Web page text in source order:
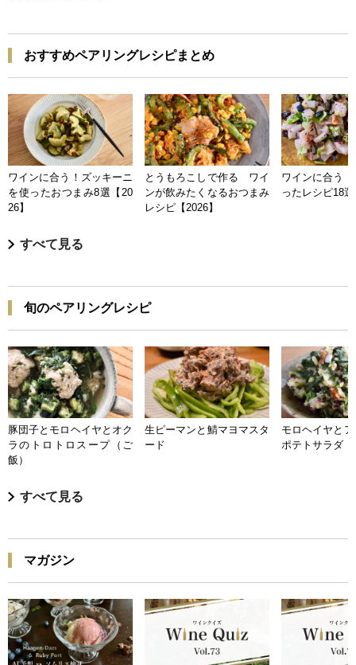
おすすめペアリングレシピまとめ
ワインに合う！ズッキーニ
を使ったおつまみ8選【20
26】
とうもろこしで作る ワイ
ンが飲みたくなるおつまみ
レシピ【2026】
ワインに合う
ったレシピ18
すべて見る
旬のペアリングレシピ
豚団子とモロヘイヤとオク
ラのトロトロスープ（ご
飯）
生ピーマンと鯖マヨマスタ
ード
モロヘイヤと
ポテトサラダ
すべて見る
マガジン